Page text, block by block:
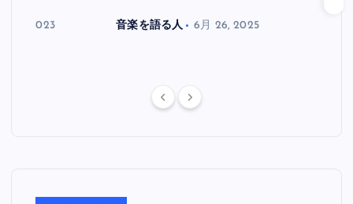
30, 2023 音楽を語る人 6月 26, 2025